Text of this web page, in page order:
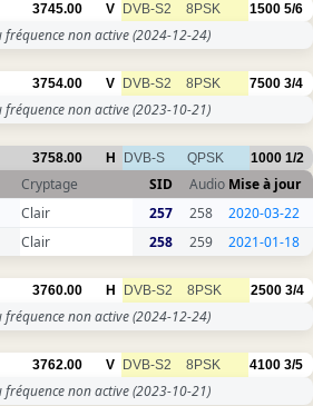
3745.00 V DVB-S2 8PSK 1500 5/6
fréquence non active(2024-12-24)
3754.00 V DVB-S2 8PSK 7500 3/4
fréquence non active(2023-10-21)
3758.00 H DVB-S QPSK 1000 1/2
Cryptage SID Audio Mise à jour
Clair 257 258
2020-03-22
Clair 258 259 2021-01-18
3760.00 H DVB-S2 8PSK 2500 3/4
fréquence non active(2024-12-24)
3762.00 V DVB-S2 8PSK 4100 3/5
fréquence non active(2023-10-21)